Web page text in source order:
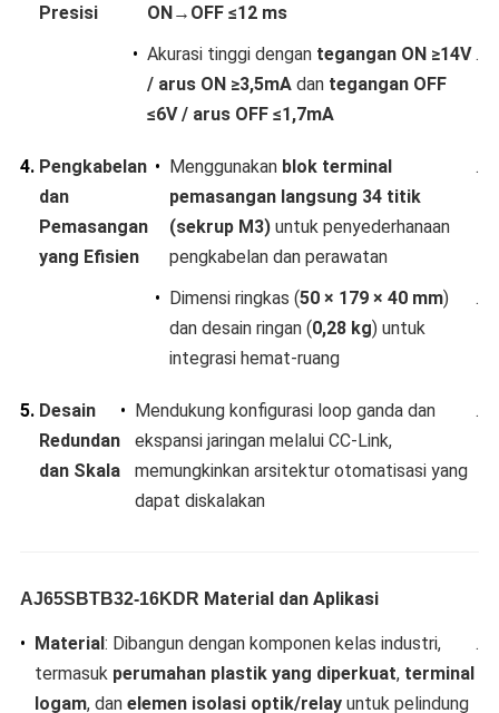
Presisi​
ON→OFF ≤12 ms​
• Akurasi tinggi dengan ​ ​tegangan ON ≥14V
/ arus ON ≥3,5mA​​ dan ​ ​tegangan OFF
≤6V / arus OFF ≤1,7mA​
.
4. ​Pengkabelan
dan
Pemasangan
yang Efisien​
• Menggunakan ​ ​blok terminal
pemasangan langsung 34 titik
(sekrup M3)​ ​ untuk penyederhanaan
pengkabelan dan perawatan
.
• Dimensi ringkas (​​50 × 179 × 40 mm​​)
dan desain ringan (​​0,28 kg​​) untuk
integrasi hemat-ruang
.
5. ​Desain
Redundan
dan Skala​
•
Mendukung konfigurasi loop ganda dan
ekspansi jaringan melalui CC-Link,
memungkinkan arsitektur otomatisasi yang
dapat diskalakan
.
AJ65SBTB32-16KDR Material dan Aplikasi​
• ​Material​ ​: Dibangun dengan komponen kelas industri,
termasuk ​ ​perumahan plastik yang diperkuat​​, ​ ​terminal
logam​​, dan ​ ​elemen isolasi optik/relay​​ untuk pelindung
.